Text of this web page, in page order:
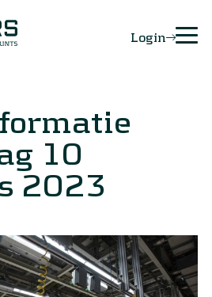
Login
10
2023